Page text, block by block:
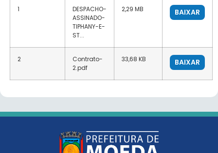
1
DESPACHO-
ASSINADO-
TIPHANY-E-
ST...
2,29 MB BAIXAR
2
Contrato-
2.pdf
33,68 KB BAIXAR